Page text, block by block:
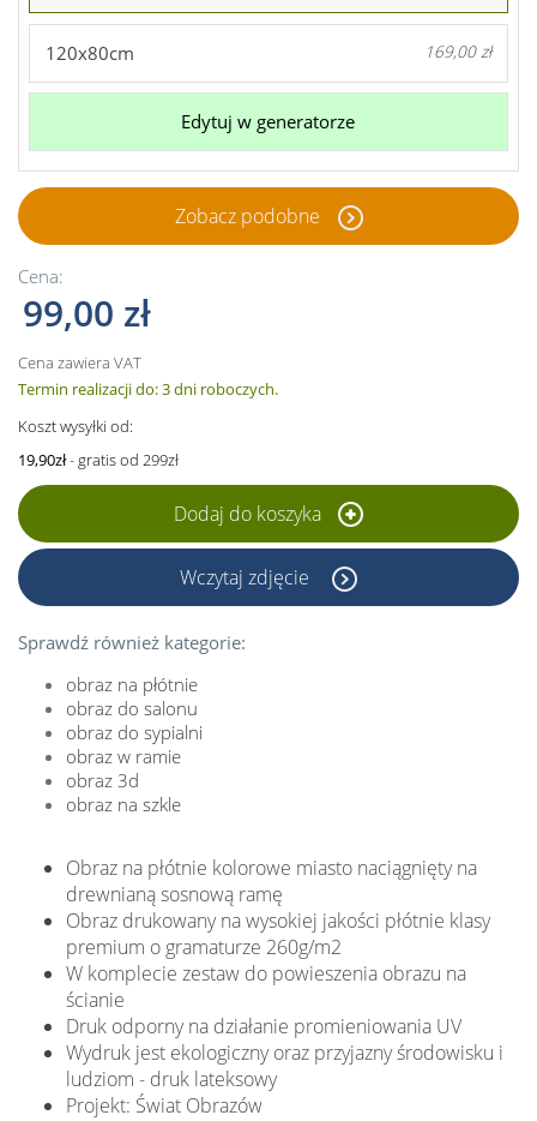
120x80cm 169,00 zł
Edytuj w generatorze
Zobacz podobne
Cena:
99,00 zł
Cena zawiera VAT
Termin realizacji do: 3 dni roboczych.
Koszt wysyłki od:
19,90zł- gratis od 299zł
Dodaj do koszyka
Wczytaj zdjęcie
Sprawdź również kategorie:
obraz na płótnie
obraz do salonu
obraz do sypialni
obraz w ramie
obraz 3d
obraz na szkle
Obraz na płótnie kolorowe miasto naciągnięty na
drewnianą sosnową ramę
Obraz drukowany na wysokiej jakości płótnie klasy
premium o gramaturze 260g/m2
W komplecie zestaw do powieszenia obrazu na
ścianie
Druk odporny na działanie promieniowania UV
Wydruk jest ekologiczny oraz przyjazny środowisku i
ludziom - druk lateksowy
Projekt: Świat Obrazów